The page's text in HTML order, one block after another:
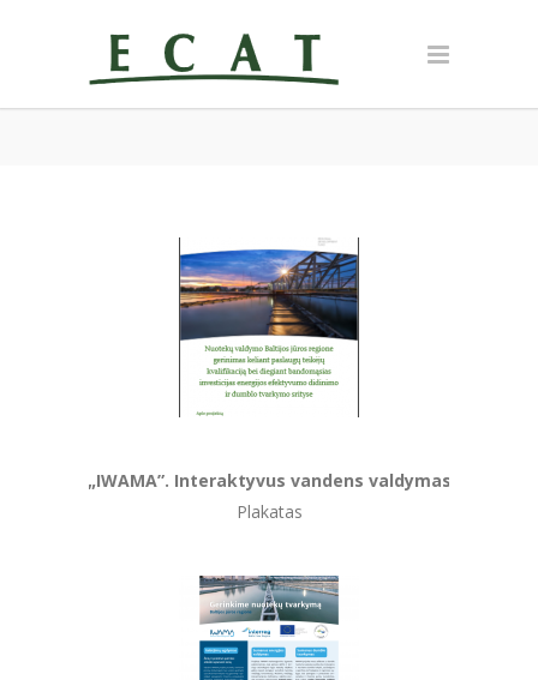
„IWAMA”. Interaktyvus vandens valdymas
Plakatas